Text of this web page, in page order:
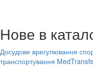
Нове в
Досудове врегулювання
транспортування